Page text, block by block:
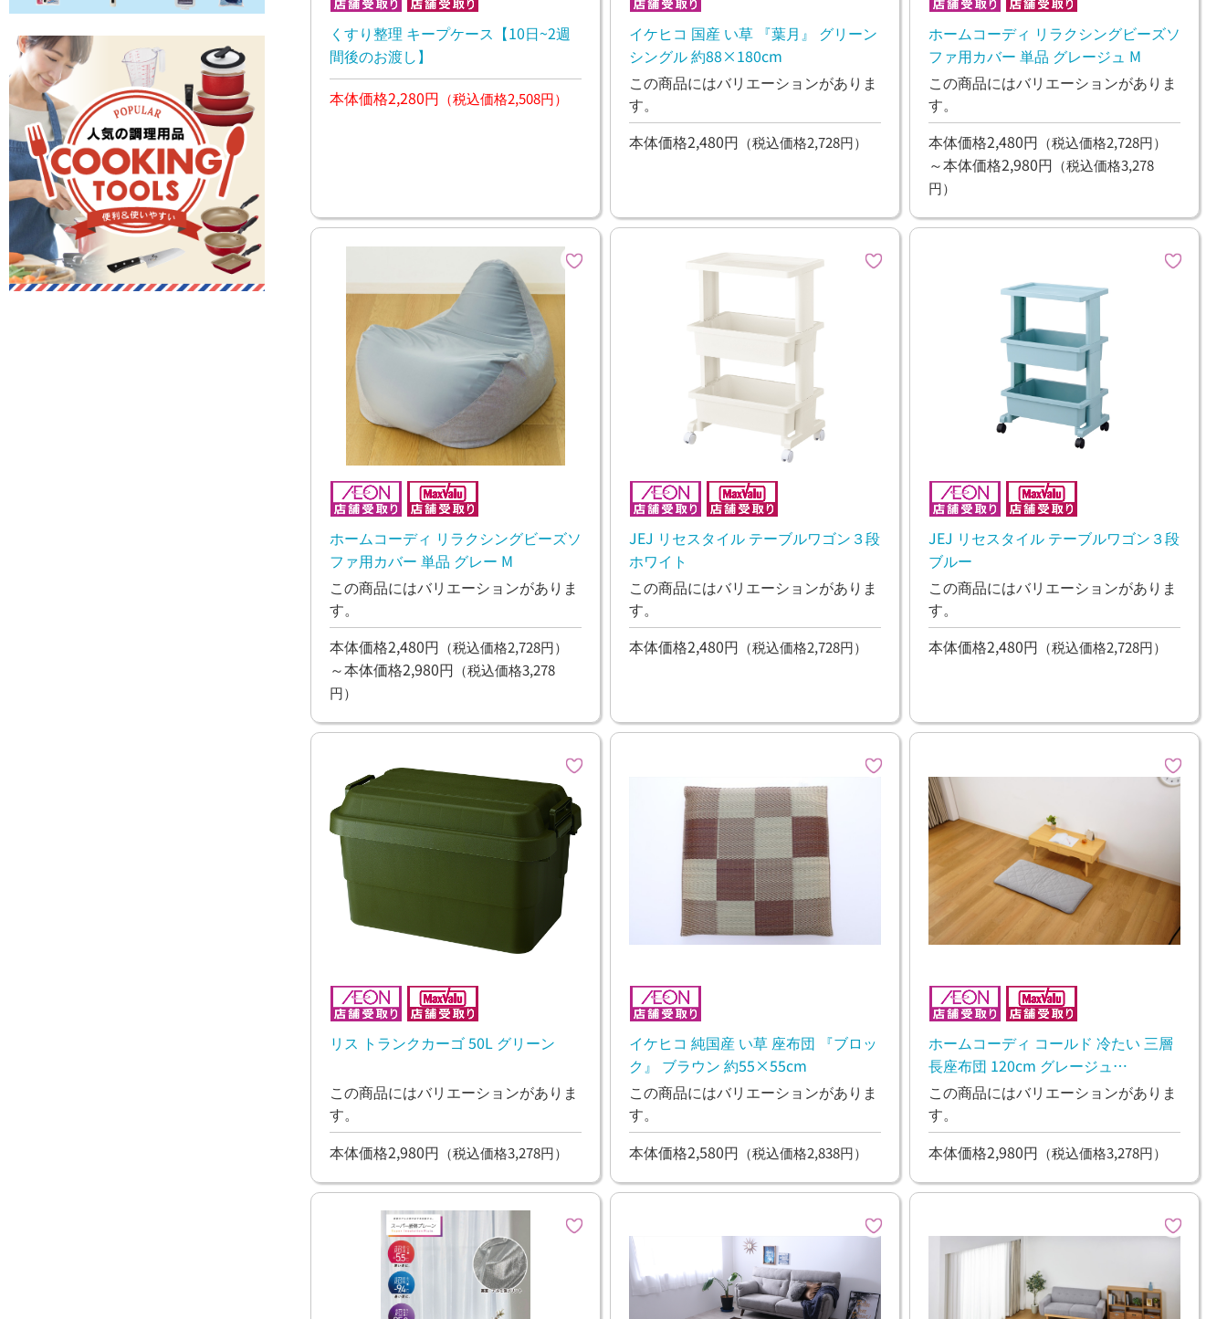
くすり整理 キープケース【10日~2週
間後のお渡し】
本体価格2,280円 （税込価格2,508円）
イケヒコ 国産 い草 『葉月』 グリーン
シングル 約88×180cm
この商品にはバリエーションがありま
す。
本体価格2,480円 （税込価格2,728円）
ホームコーディ リラクシングビーズソ
ファ用カバー 単品 グレージュ M
この商品にはバリエーションがありま
す。
本体価格2,480円 （税込価格2,728円）
～本体価格2,980円 （税込価格3,278
円）
ホームコーディ リラクシングビーズソ
ファ用カバー 単品 グレー M
この商品にはバリエーションがありま
す。
本体価格2,480円 （税込価格2,728円）
～本体価格2,980円 （税込価格3,278
円）
JEJ リセスタイル テーブルワゴン３段
ホワイト
この商品にはバリエーションがありま
す。
本体価格2,480円 （税込価格2,728円）
JEJ リセスタイル テーブルワゴン３段
ブルー
この商品にはバリエーションがありま
す。
本体価格2,480円 （税込価格2,728円）
リス トランクカーゴ 50L グリーン
この商品にはバリエーションがありま
す。
本体価格2,980円 （税込価格3,278円）
イケヒコ 純国産 い草 座布団 『ブロッ
ク』 ブラウン 約55×55cm
この商品にはバリエーションがありま
す。
本体価格2,580円 （税込価格2,838円）
ホームコーディ コールド 冷たい 三層
長座布団 120cm グレージュ
65×120cm
この商品にはバリエーションがありま
す。
本体価格2,980円 （税込価格3,278円）